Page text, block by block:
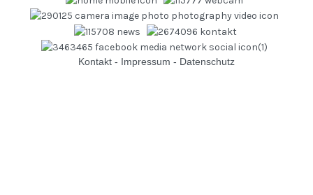
Kontakt - Impressum - Datenschutz